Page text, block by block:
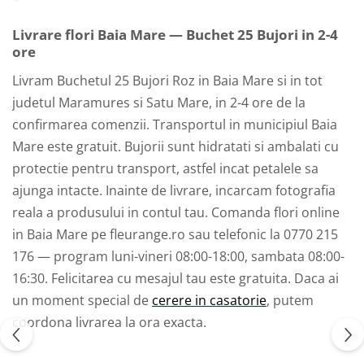
Livrare flori Baia Mare — Buchet 25 Bujori in 2-4
ore
Livram Buchetul 25 Bujori Roz in Baia Mare si in tot
judetul Maramures si Satu Mare, in 2-4 ore de la
confirmarea comenzii. Transportul in municipiul Baia
Mare este gratuit. Bujorii sunt hidratati si ambalati cu
protectie pentru transport, astfel incat petalele sa
ajunga intacte. Inainte de livrare, incarcam fotografia
reala a produsului in contul tau. Comanda flori online
in Baia Mare pe fleurange.ro sau telefonic la 0770 215
176 — program luni-vineri 08:00-18:00, sambata 08:00-
16:30. Felicitarea cu mesajul tau este gratuita. Daca ai
un moment special de cerere in casatorie, putem
coordona livrarea la ora exacta.